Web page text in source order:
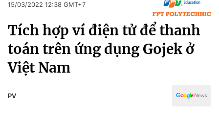
Chính trị
Xã hội
Pháp luật
Pháp luật
Thể thao
Truyền hình
Văn hóa - Giải trí
Y tế
15/03/2022 12:38 GMT+7
Tích hợp ví điện tử để thanh
toán trên ứng dụng Gojek ở
Việt Nam
PV